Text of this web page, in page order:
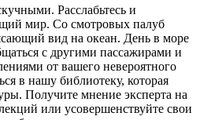
Расслабьтесь и
мир. Со смотровых палуб
вид на океан. День в море
с другими пассажирами и
от вашего невероятного
в нашу библиотеку, которая
Получите мнение эксперта на
или усовершенствуйте свои